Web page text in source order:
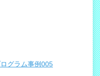
グラム事例005